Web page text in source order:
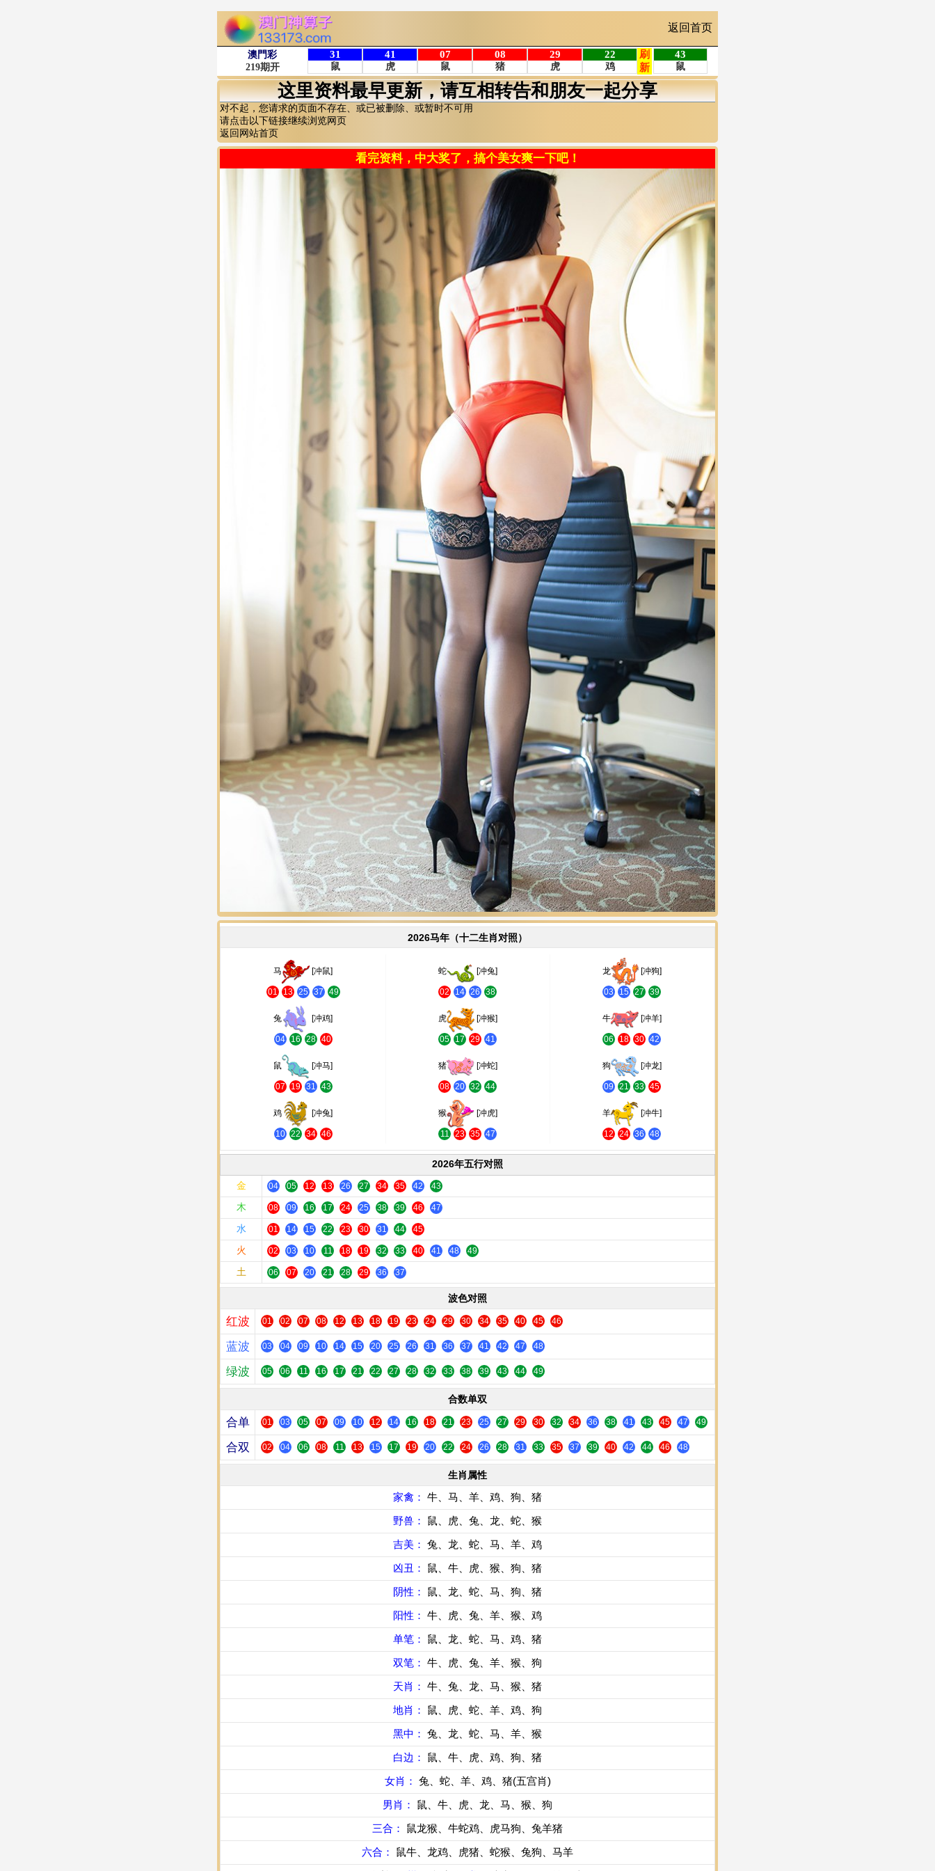
返回首页
这里资料最早更新，请互相转告和朋友一起分享
对不起，您请求的页面不存在、或已被删除、或暂时不可用
请点击以下链接继续浏览网页
返回网站首页
看完资料，中大奖了，搞个美女爽一下吧！
2026马年（十二生肖对照）
马 [冲鼠]
01 13 25 37 49
蛇 [冲兔]
02 14 26 38
龙 [冲狗]
03 15 27 39
兔 [冲鸡]
04 16 28 40
虎 [冲猴]
05 17 29 41
牛 [冲羊]
06 18 30 42
鼠 [冲马]
07 19 31 43
猪 [冲蛇]
08 20 32 44
狗 [冲龙]
09 21 33 45
鸡 [冲兔]
10 22 34 46
猴 [冲虎]
11 23 35 47
羊 [冲牛]
12 24 36 48
2026年五行对照
金
04 05 12 13 26 27 34 35 42 43
木 08 09 16 17 24 25 38 39 46 47
水 01 14 15 22 23 30 31 44 45
火 02 03 10 11 18 19 32 33 40 41 48 49
土 06 07 20 21 28 29 36 37
波色对照
红波 01 02 07 08 12 13 18 19 23 24 29 30 34 35 40 45 46
蓝波 03 04 09 10 14 15 20 25 26 31 36 37 41 42 47 48
绿波 05 06 11 16 17 21 22 27 28 32 33 38 39 43 44 49
合数单双
合单 01 03 05 07 09 10 12 14 16 18 21 23 25 27 29 30 32 34 36 38 41 43 45 47 49
合双 02 04 06 08 11 13 15 17 19 20 22 24 26 28 31 33 35 37 39 40 42 44 46 48
生肖属性
家禽： 牛、马、羊、鸡、狗、猪
野兽： 鼠、虎、兔、龙、蛇、猴
吉美： 兔、龙、蛇、马、羊、鸡
凶丑： 鼠、牛、虎、猴、狗、猪
阴性： 鼠、龙、蛇、马、狗、猪
阳性： 牛、虎、兔、羊、猴、鸡
单笔： 鼠、龙、蛇、马、鸡、猪
双笔： 牛、虎、兔、羊、猴、狗
天肖： 牛、兔、龙、马、猴、猪
地肖： 鼠、虎、蛇、羊、鸡、狗
黑中： 兔、龙、蛇、马、羊、猴
白边： 鼠、牛、虎、鸡、狗、猪
女肖： 兔、蛇、羊、鸡、猪(五宫肖)
男肖： 鼠、牛、虎、龙、马、猴、狗
三合： 鼠龙猴、牛蛇鸡、虎马狗、兔羊猪
六合： 鼠牛、龙鸡、虎猪、蛇猴、兔狗、马羊